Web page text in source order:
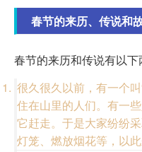
春节的来历、传说和
春节的来历和传说有以下
很久很久以前，有一个
住在山里的人们。有一
它赶走。于是大家纷纷
灯笼、燃放烟花等，以此